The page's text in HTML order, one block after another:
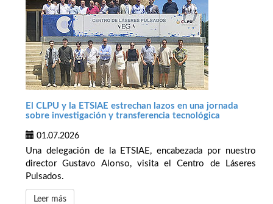
El CLPU y la ETSIAE estrechan lazos en una jornada
sobre investigación y transferencia tecnológica
01.07.2026
Una delegación de la ETSIAE, encabezada por nuestro
director Gustavo Alonso, visita el Centro de Láseres
Pulsados.
Leer más